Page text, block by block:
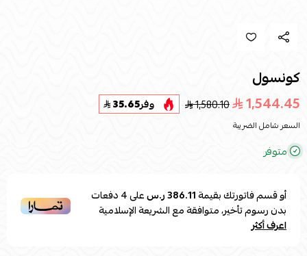
كونسول
1,544.45
1,580.10 وفر35.65
السعر شامل الضريبة
متوفر
أو قسم فاتورتك بقيمة386.11 ر.س على4دفعات
بدون رسوم تأخير، متوافقة مع الشريعة الإسلامية
اعرف أكثر